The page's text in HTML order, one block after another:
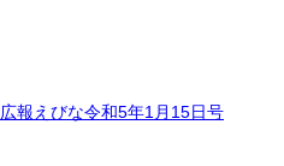
広報えびな令和5年1月15日号